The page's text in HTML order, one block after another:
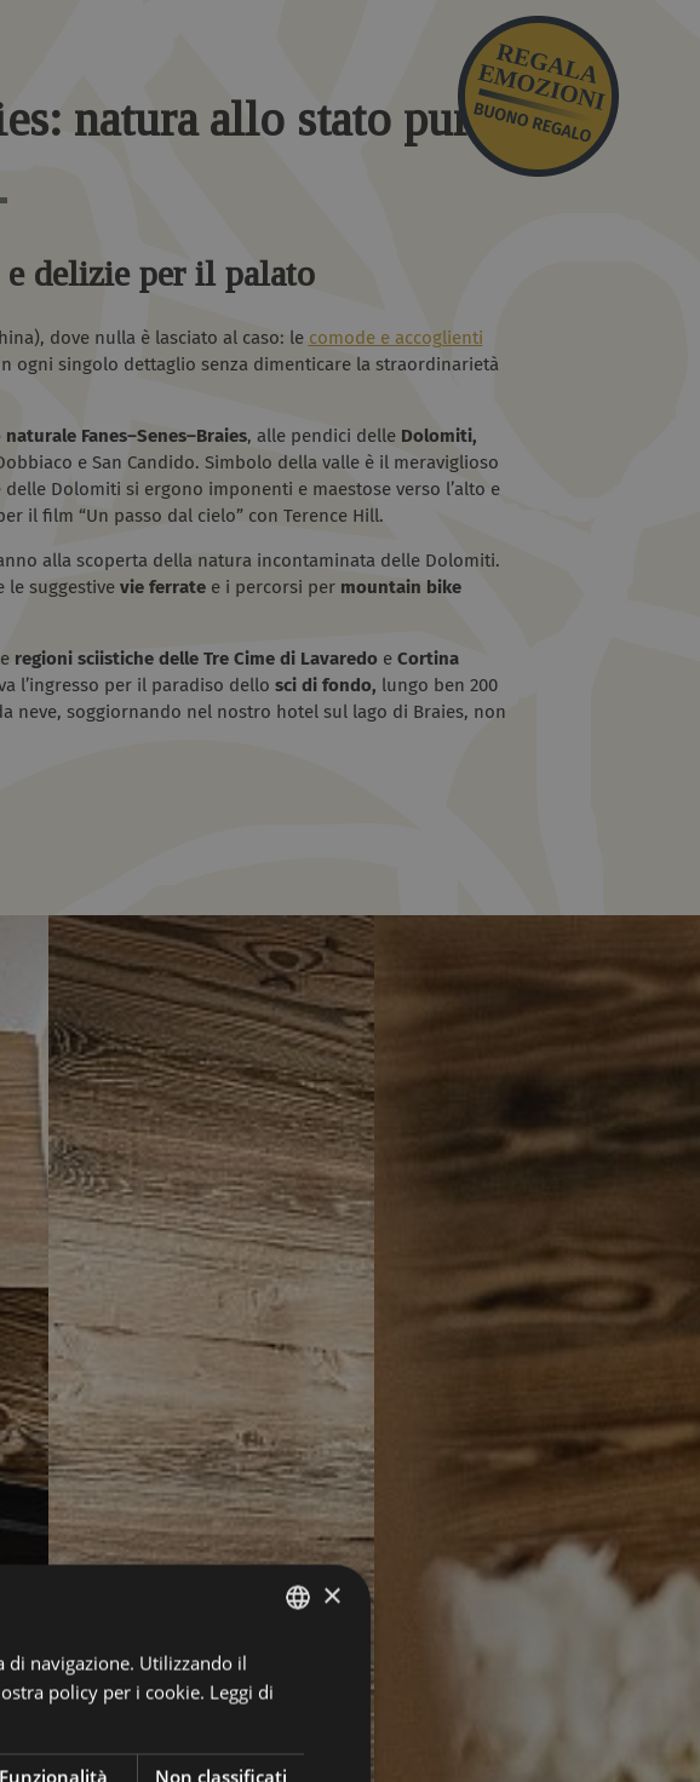
natura allo stato puro
e delizie per il palato
dove nulla è lasciato al caso: le comode e accoglienti
ogni singolo dettaglio senza dimenticare la straordinarietà
naturale Fanes–Senes–Braies, alle pendici delle Dolomiti,
e San Candido. Simbolo della valle è il meraviglioso
Dolomiti si ergono imponenti e maestose verso l’alto e
il film “Un passo dal cielo” con Terence Hill.
alla scoperta della natura incontaminata delle Dolomiti.
le suggestivevie ferratee i percorsi per mountain bike
regioni sciistiche delle Tre Cime di Lavaredoe Cortina
l’ingresso per il paradiso dello sci di fondo,
lungo ben 200
neve, soggiornando nel nostro hotel sul lago di Braies, non
ITALIAN
×
di navigazione. Utilizzando il
policy per i cookie. Leggi di
Funzionalità Non classificati